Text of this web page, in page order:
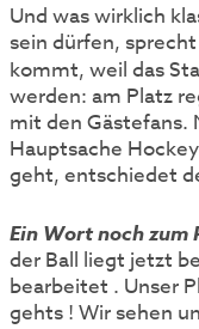
Und was wirklich
sein dürfen,
kommt, weil das
werden: am Platz
mit den Gästefans.
Hauptsache
geht, entschiedet
Ein Wort noch zum
der Ball liegt jetzt
bearbeitet . Unser
gehts ! Wir sehen